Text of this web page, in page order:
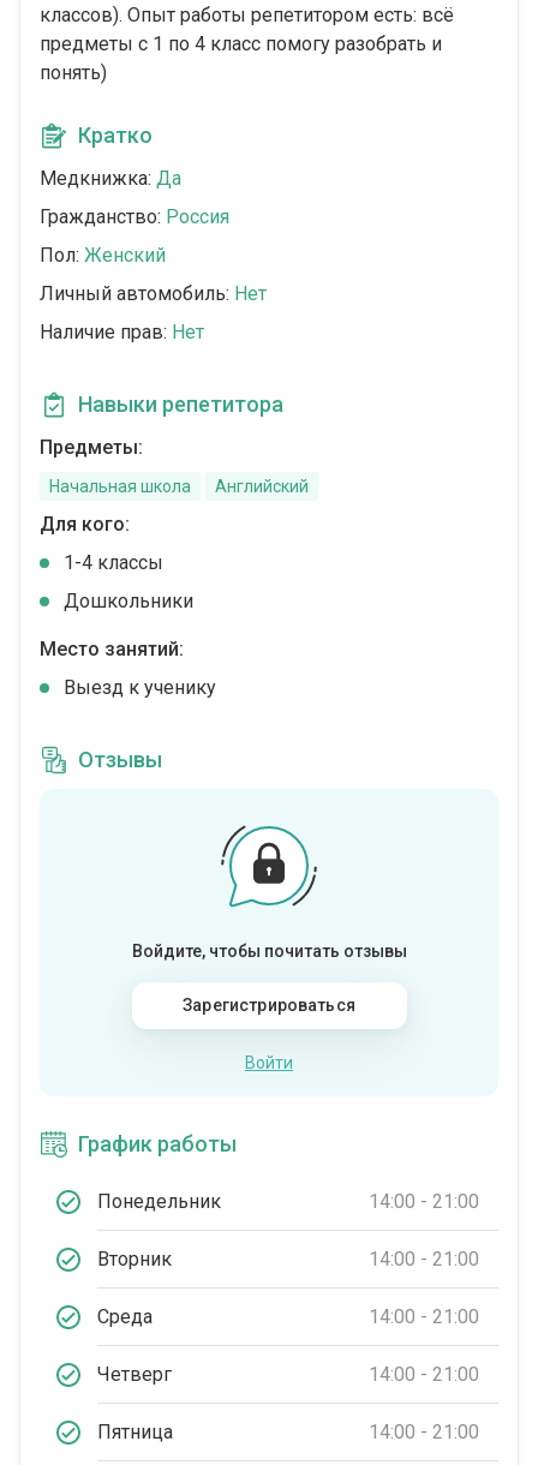
классов). Опыт работы репетитором есть: всё
предметы с 1 по 4 класс помогу разобрать и
понять)
Кратко
Медкнижка: Да
Гражданство: Россия
Пол: Женский
Личный автомобиль: Нет
Наличие прав: Нет
Навыки репетитора
Предметы:
Начальная школа Английский
Для кого:
1-4 классы
Дошкольники
Место занятий:
Выезд к ученику
Отзывы
Войдите, чтобы почитать отзывы
Зарегистрироваться
Войти
График работы
Понедельник 14:00 - 21:00
Вторник 14:00 - 21:00
Среда 14:00 - 21:00
Четверг 14:00 - 21:00
Пятница 14:00 - 21:00